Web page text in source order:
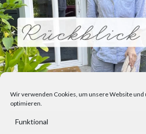
Wir verwenden Cookies, um unsere Website und
optimieren.
Funktional